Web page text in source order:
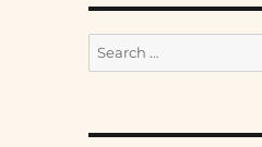
Search
for: